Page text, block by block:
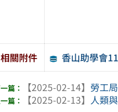
相關附件 香山助學會
【2025-02-14】 勞工
【2025-02-13】 人類